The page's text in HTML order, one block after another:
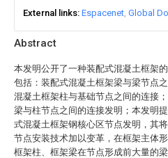
Abstract
本发明公开了一种装配式混凝土框架
包括：装配式混凝土框架梁与梁节点
混凝土框架柱与基础节点之间的连接
梁与柱节点之间的连接发明；本发明
式混凝土框架钢核心区节点发明，其
节点安装技术加以变革，在框架主体
框架柱、框架梁在节点形成前大量的
External links Espacenet Global